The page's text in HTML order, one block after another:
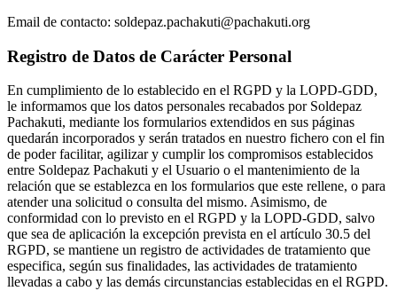
Email de contacto: soldepaz.pachakuti@pachakuti.org
Registro de Datos de Carácter Personal
En cumplimiento de lo establecido en el RGPD y la LOPD-GDD,
le informamos que los datos personales recabados por Soldepaz
Pachakuti, mediante los formularios extendidos en sus páginas
quedarán incorporados y serán tratados en nuestro fichero con el fin
de poder facilitar, agilizar y cumplir los compromisos establecidos
entre Soldepaz Pachakuti y el Usuario o el mantenimiento de la
relación que se establezca en los formularios que este rellene, o para
atender una solicitud o consulta del mismo. Asimismo, de
conformidad con lo previsto en el RGPD y la LOPD-GDD, salvo
que sea de aplicación la excepción prevista en el artículo 30.5 del
RGPD, se mantiene un registro de actividades de tratamiento que
especifica, según sus finalidades, las actividades de tratamiento
llevadas a cabo y las demás circunstancias establecidas en el RGPD.